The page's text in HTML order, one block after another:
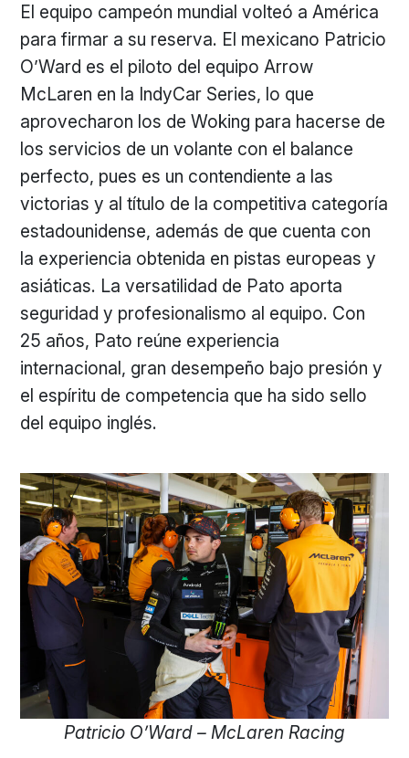
El equipo campeón mundial volteó a América
para firmar a su reserva. El mexicano Patricio
O’Ward es el piloto del equipo Arrow
McLaren en la IndyCar Series, lo que
aprovecharon los de Woking para hacerse de
los servicios de un volante con el balance
perfecto, pues es un contendiente a las
victorias y al título de la competitiva categoría
estadounidense, además de que cuenta con
la experiencia obtenida en pistas europeas y
asiáticas. La versatilidad de Pato aporta
seguridad y profesionalismo al equipo. Con
25 años, Pato reúne experiencia
internacional, gran desempeño bajo presión y
el espíritu de competencia que ha sido sello
del equipo inglés.
Patricio O’Ward – McLaren Racing